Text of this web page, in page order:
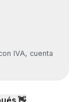
IVA, cuenta